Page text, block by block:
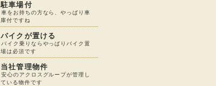
駐車場付
車をお持ちの方なら、やっぱり車
庫付ですね
バイクが置ける
バイク乗りならやっぱりバイク置
場は必須です
当社管理物件
安心のアクロスグループが管理し
ている物件です